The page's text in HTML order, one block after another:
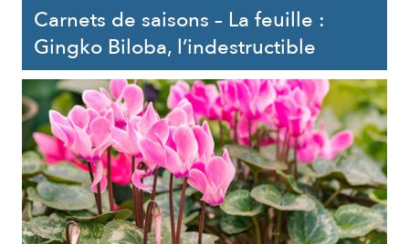
Carnets de saisons – La feuille :
Gingko Biloba, l’indestructible